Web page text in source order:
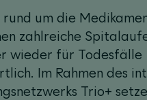
um die
zahlreiche
wieder für Todesfälle
Im Rahmen des
Trio+